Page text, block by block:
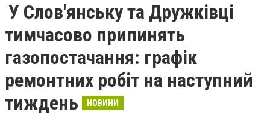
У Слов'янську та Дружківці
тимчасово припинять
газопостачання: графік
ремонтних робіт на наступний
тиждень
НОВИНИ